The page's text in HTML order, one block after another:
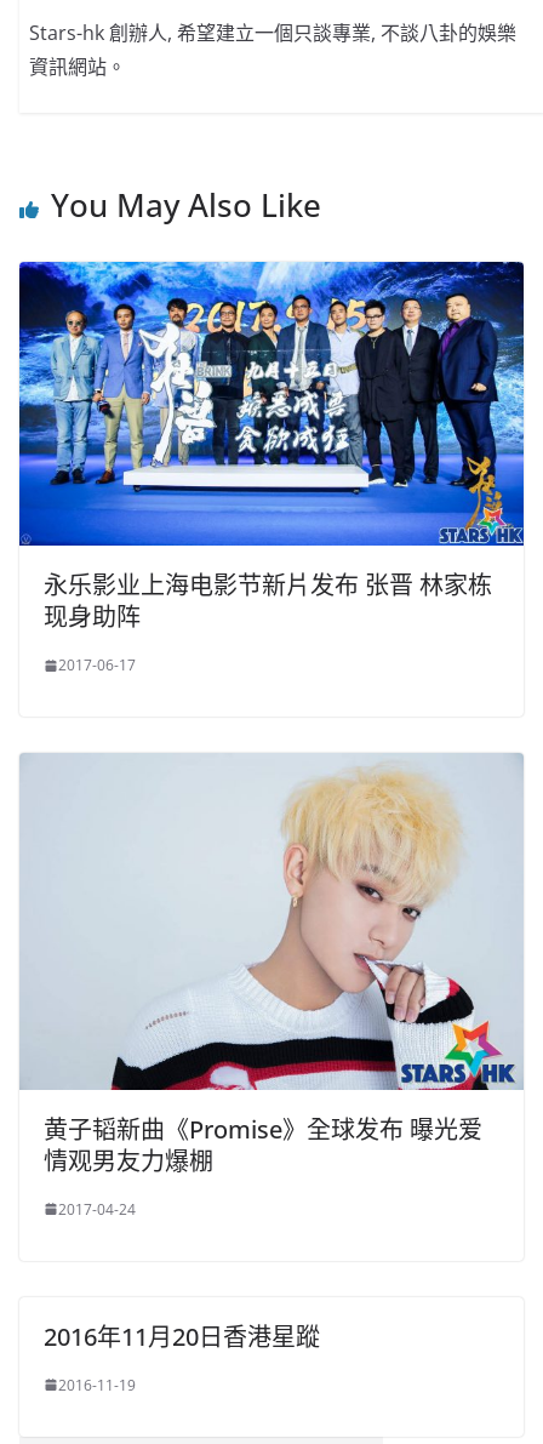
Stars-hk 創辦人, 希望建立一個只談專業, 不談八卦的娛樂
資訊網站。
You May Also Like
永乐影业上海电影节新片发布 张晋 林家栋
现身助阵
2017-06-17
黄子韬新曲《Promise》全球发布 曝光爱
情观男友力爆棚
2017-04-24
2016年11月20日香港星蹤
2016-11-19